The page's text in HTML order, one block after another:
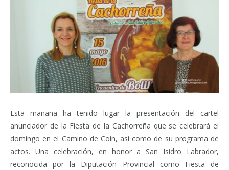
Esta mañana ha tenido lugar la presentación del cartel
anunciador de la Fiesta de la Cachorreña que se celebrará el
domingo en el Camino de Coín, así como de su programa de
actos. Una celebración, en honor a San Isidro Labrador,
reconocida por la Diputación Provincial como Fiesta de